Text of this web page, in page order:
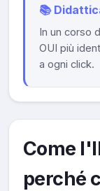
📚
In un corso
OUI più
a ogni click.
Come
perché